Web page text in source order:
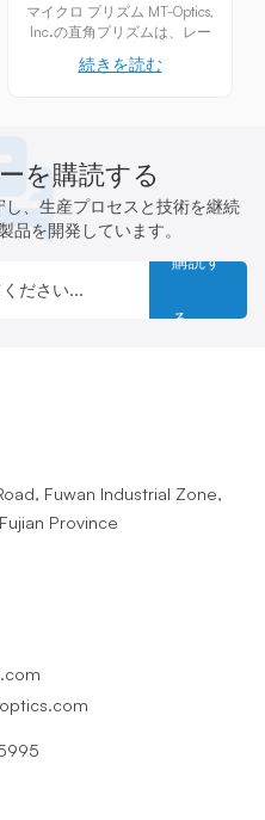
マイクロ プリズム MT-Optics,
Inc.の直角プリズムは、レー
用途向けに、コーティング付
の直角プリズムは、0.5mmか
ら5.0mm（A=B=C正三角
形）まで、高精度研磨により
正確な角度と面を実現してい
AR/反射コーティングは、特
定の波長に対する性能を最適
化し、微小光学システムにお
続きを読む
を購読する
、生産プロセスと技術を継続
品を開発しています。
購読す
る
Fuwan Industrial Zone,
Province